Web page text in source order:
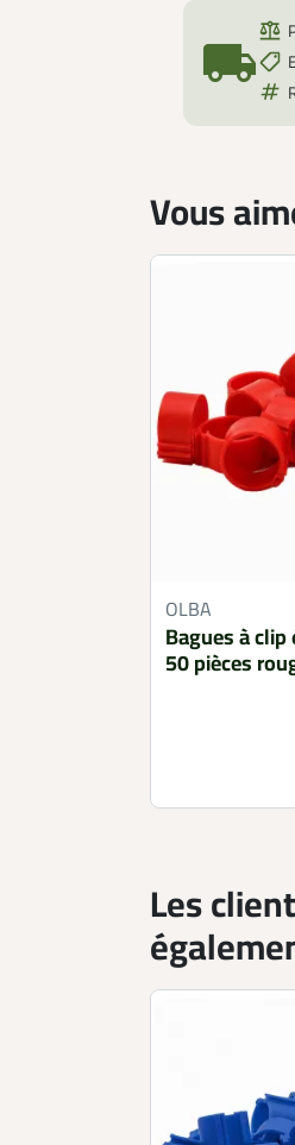
local_shipping
Vous
OLBA
Bagues à
50 pièces
Les